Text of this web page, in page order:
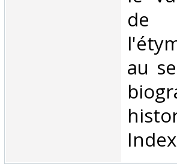
de
au
Index‎